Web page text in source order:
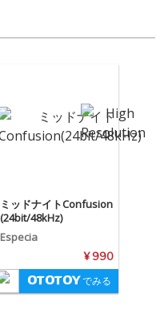
ミッドナイトConfusion
(24bit/48kHz)
Especia
¥ 990
でみる